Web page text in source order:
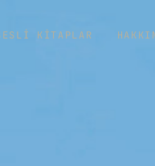
KITAPLAR